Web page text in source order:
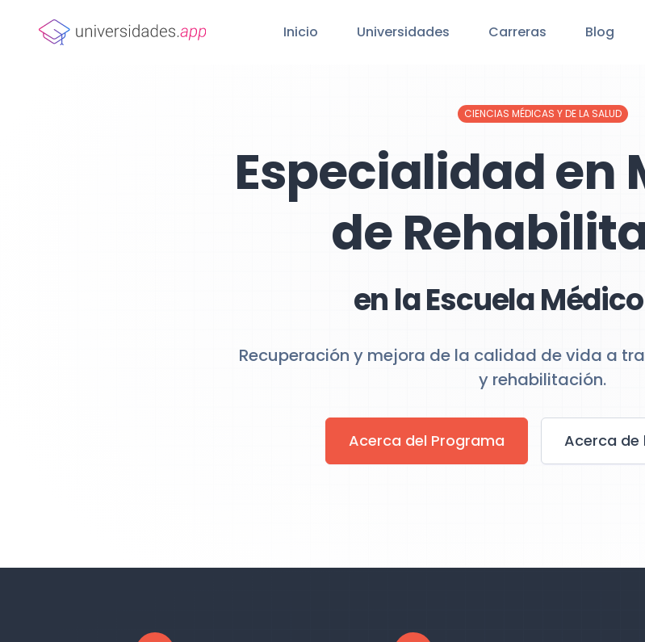
Inicio Universidades Carreras Blog
CIENCIAS MÉDICAS Y DE LA SALUD
Especialidad en
de
en la Escuela
Recuperación y mejora de la calidad de vida a
y rehabilitación.
Acerca del Programa Acerca de